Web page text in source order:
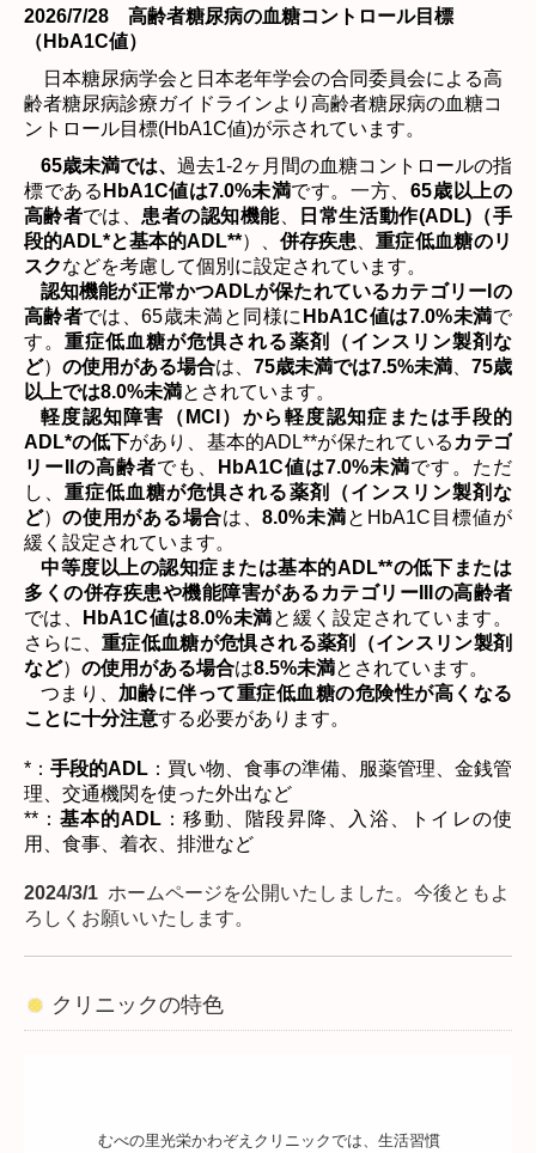
2026/7/28 高齢者糖尿病の血糖コントロール目標
（HbA1C値）
日本糖尿病学会と日本老年学会の合同委員会による高
齢者糖尿病診療ガイドラインより高齢者糖尿病の血糖コ
ントロール目標(HbA1C値)が示されています。
65歳未満では、 過去1-2ヶ月間の血糖コントロールの指
標である HbA1C値は7.0%未満です。一方、 65歳以上の
高齢者では、 患者の認知機能 日常生活動作(ADL) （手
段的ADL*と基本的ADL**）、 併存疾患
重症低血糖のリ
スクなどを考慮して個別に設定されています。
認知機能が正常かつADLが保たれているカテゴリー の
高齢者では、 65歳未満と同様に HbA1C値は7.0%未満で
す。 重症低血糖が危惧される薬剤（インスリン製剤な
ど） の使用がある場合は、 75歳未満では7.5%未満 75歳
以上では8.0%未満とされています。
軽度認知障害（ MCI ）から軽度認知症または手段的
ADL*の低下があり、基本的ADL**が保たれている カテゴ
リー の高齢者でも、 HbA1C値は7.0%未満です。ただ
し、 重症低血糖が危惧される薬剤（インスリン製剤な
ど） の使用がある場合は、 8.0%未満と HbA1C 目標値が
緩く設定されています。
中等度以上の認知症または基本的ADL**の低下または
多くの併存疾患や機能障害があるカテゴリー
の高齢者
では、
HbA1C値は8.0%未満と緩く設定されています。
さらに、 重症低血糖が危惧される薬剤（インスリン製剤
など） の使用がある場合は8.5%未満とされています。
つまり、 加齢に伴って重症低血糖の危険性が高くなる
ことに十分注意する必要があります。
* ： 手段的ADL ：買い物、食事の準備、服薬管理、金銭管
理、交通機関を使った外出など
** ： 基本的ADL ：移動、階段昇降、入浴、トイレの使
用、食事、着衣、排泄など
2024/3/1 ホームページを公開いたしました。今後ともよ
ろしくお願いいたします。
クリニックの特色
むべの里光栄かわぞえクリニックでは、生活習慣